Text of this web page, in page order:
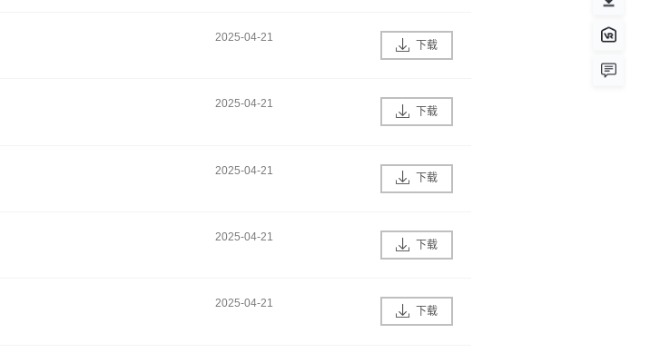
2025-04-21
下载
2025-04-21
下载
2025-04-21
下载
2025-04-21
下载
2025-04-21
下载